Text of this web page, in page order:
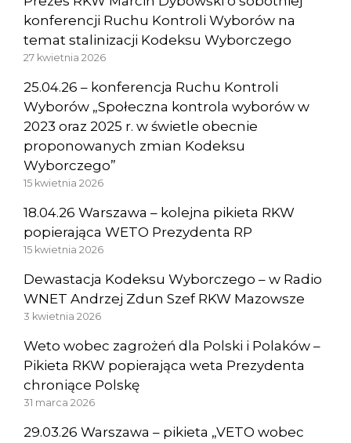
konferencji Ruchu Kontroli Wyborów na
temat stalinizacji Kodeksu Wyborczego
27 kwietnia 2026
25.04.26 – konferencja Ruchu Kontroli
Wyborów „Społeczna kontrola wyborów w
2023 oraz 2025 r. w świetle obecnie
proponowanych zmian Kodeksu
Wyborczego”
15 kwietnia 2026
18.04.26 Warszawa – kolejna pikieta RKW
popierająca WETO Prezydenta RP
15 kwietnia 2026
Dewastacja Kodeksu Wyborczego – w Radio
WNET Andrzej Zdun Szef RKW Mazowsze
3 kwietnia 2026
Weto wobec zagrożeń dla Polski i Polaków –
Pikieta RKW popierająca weta Prezydenta
chroniące Polskę
31 marca 2026
29.03.26 Warszawa – pikieta „VETO wobec